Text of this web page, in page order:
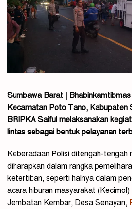
Sumbawa Barat |
Kecamatan Poto Tano, Kabupaten
BRIPKA Saiful melaksanakan
lintas sebagai bentuk pelayanan
Keberadaan Polisi ditengah-tengah
diharapkan dalam rangka
ketertiban, seperti halnya dalam
acara hiburan masyarakat (Kecimol)
Jembatan Kembar, Desa Senayan,